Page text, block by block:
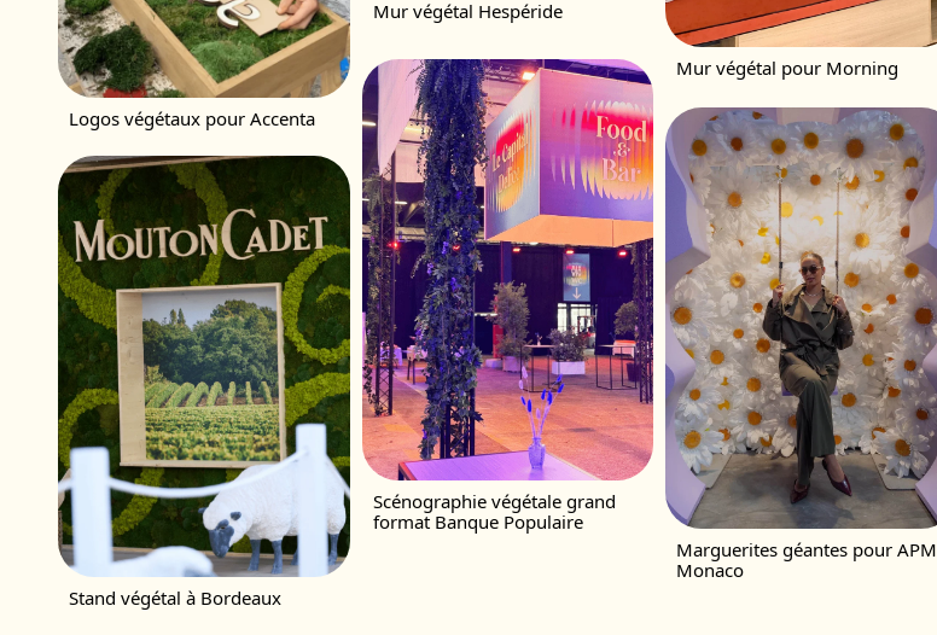
Logos végétaux pour Accenta
Mur végétal Hespéride
Mur végétal pour Morning
Scénographie végétale grand
format Banque Populaire
Marguerites géantes pour APM
Monaco
Stand végétal à Bordeaux